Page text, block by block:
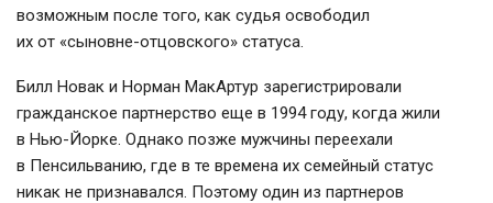
возможным после того, как судья освободил
их от «сыновне-отцовского» статуса.
Билл Новак и Норман МакАртур зарегистрировали
гражданское партнерство еще в 1994 году, когда жили
в Нью-Йорке. Однако позже мужчины переехали
в Пенсильванию, где в те времена их семейный статус
никак не признавался. Поэтому один из партнеров